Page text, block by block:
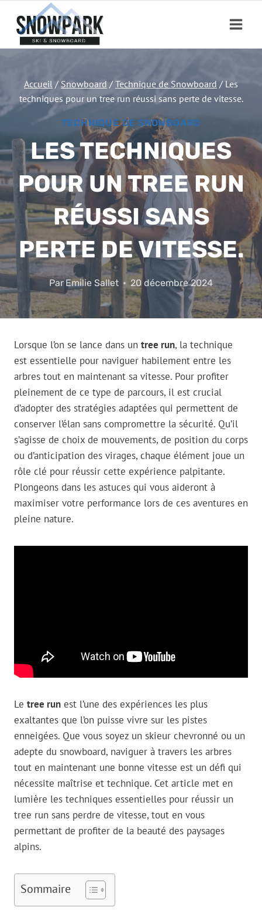
contenu
Accueil / Snowboard / Technique de Snowboard / Les
techniques pour un tree run réussi sans perte de vitesse.
TECHNIQUE DE SNOWBOARD
LES TECHNIQUES
POUR UN TREE RUN
RÉUSSI SANS
PERTE DE VITESSE.
ParEmilie Sallet 20 décembre 2024
Lorsque l’on se lance dans un tree run, la technique
est essentielle pour naviguer habilement entre les
arbres tout en maintenant sa vitesse. Pour profiter
pleinement de ce type de parcours, il est crucial
d’adopter des stratégies adaptées qui permettent de
conserver l’élan sans compromettre la sécurité. Qu’il
s’agisse de choix de mouvements, de position du corps
ou d’anticipation des virages, chaque élément joue un
rôle clé pour réussir cette expérience palpitante.
Plongeons dans les astuces qui vous aideront à
maximiser votre performance lors de ces aventures en
pleine nature.
Le tree run est l’une des expériences les plus
exaltantes que l’on puisse vivre sur les pistes
enneigées. Que vous soyez un skieur chevronné ou un
adepte du snowboard, naviguer à travers les arbres
tout en maintenant une bonne vitesse est un défi qui
nécessite maîtrise et technique. Cet article met en
lumière les techniques essentielles pour réussir un
tree run sans perdre de vitesse, tout en vous
permettant de profiter de la beauté des paysages
alpins.
Sommaire